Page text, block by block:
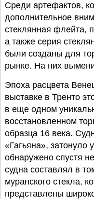
Среди артефактов,
дополнительное
стеклянная флейта,
а также серия
были созданы для
рынке. На них
Эпоха расцвета
выставке в Тренто
в еще одном
восстановленном
образца 16 века.
«Гагьяна», затонуло
обнаружено спустя
судна составлял в
муранского стекла,
представлены